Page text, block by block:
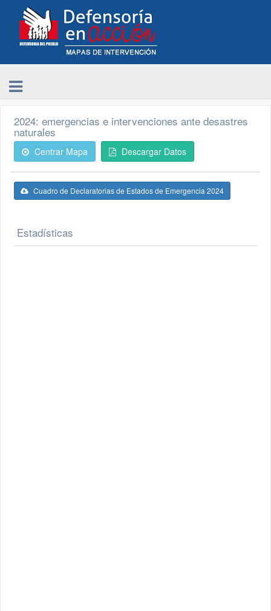
2024: emergencias e intervenciones ante desastres
naturales
Centrar Mapa Descargar Datos
Cuadro de Declaratorias de Estados de Emergencia 2024
Estadísticas